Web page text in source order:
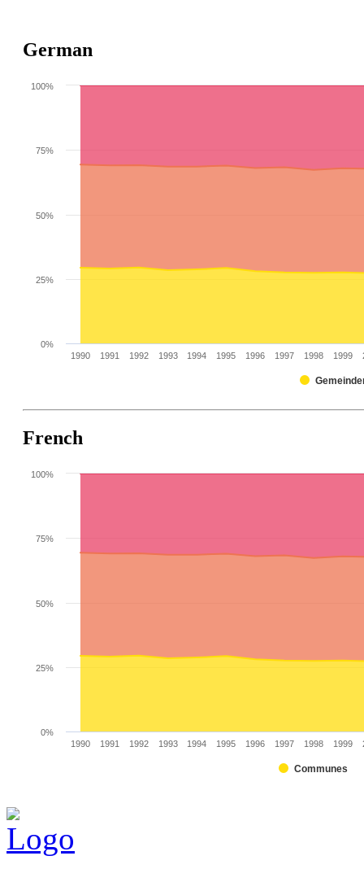
German
1990 1991 1992 1993 1994 1995 1996 1997 1998 1999
0%
25%
50%
75%
100%
French
Communes
1990 1991 1992 1993 1994 1995 1996 1997 1998 1999
0%
25%
50%
75%
100%